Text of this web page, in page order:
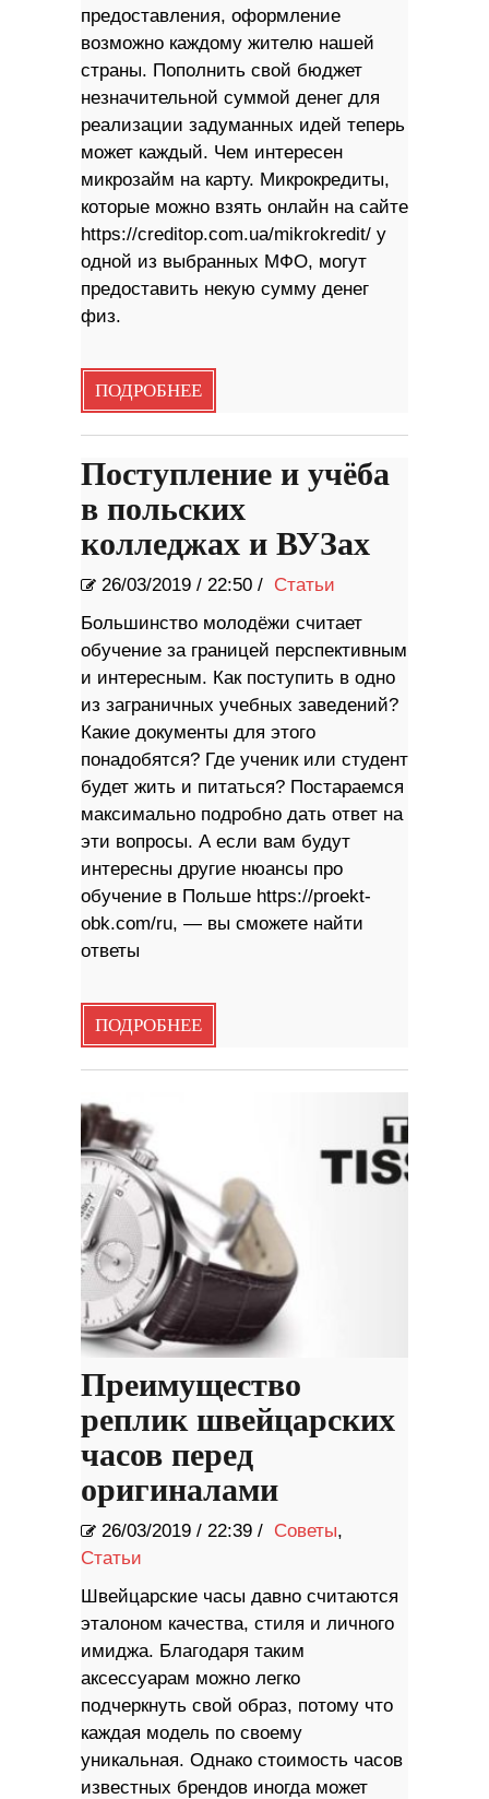
предоставления, оформление
возможно каждому жителю нашей
страны. Пополнить свой бюджет
незначительной суммой денег для
реализации задуманных идей теперь
может каждый. Чем интересен
микрозайм на карту. Микрокредиты,
которые можно взять онлайн на сайте
https://creditop.com.ua/mikrokredit/ у
одной из выбранных МФО, могут
предоставить некую сумму денег
физ.
ПОДРОБНЕЕ
Поступление и учёба
в польских
колледжах и ВУЗах
26/03/2019 / 22:50 / Статьи
Большинство молодёжи считает
обучение за границей перспективным
и интересным. Как поступить в одно
из заграничных учебных заведений?
Какие документы для этого
понадобятся? Где ученик или студент
будет жить и питаться? Постараемся
максимально подробно дать ответ на
эти вопросы. А если вам будут
интересны другие нюансы про
обучение в Польше https://proekt-
obk.com/ru, — вы сможете найти
ответы
ПОДРОБНЕЕ
Преимущество
реплик швейцарских
часов перед
оригиналами
26/03/2019 / 22:39 / Советы,
Статьи
Швейцарские часы давно считаются
эталоном качества, стиля и личного
имиджа. Благодаря таким
аксессуарам можно легко
подчеркнуть свой образ, потому что
каждая модель по своему
уникальная. Однако стоимость часов
известных брендов иногда может